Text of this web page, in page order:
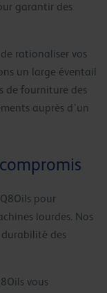
garantir des
rationaliser vos
un large éventail
de fourniture des
auprès d’un
pour
lourdes. Nos
des
vous